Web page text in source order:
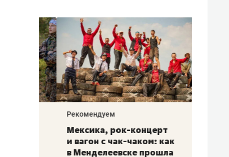
Рекомендуем
Мексика, рок-концерт
и вагон с чак-чаком: как
в Менделеевске прошла